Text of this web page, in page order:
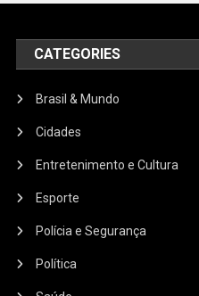
CATEGORIES
Brasil & Mundo
Cidades
Entretenimento e Cultura
Esporte
Polícia e Segurança
Política